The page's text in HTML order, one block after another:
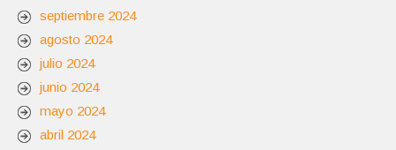
septiembre 2024
agosto 2024
julio 2024
junio 2024
mayo 2024
abril 2024